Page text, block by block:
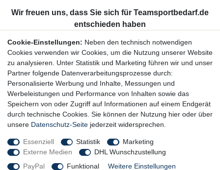
Unternehmen
Widerrufsrecht
Bestellung widerrufen
Datenschutzerklärung
AGB
Impressum
Newsletter
Newsletter-Anmeldung
Cookie-Einstellungen: Neben den technisch notwendigen
Cookies verwenden wir Cookies, um die Nutzung unserer Website
zu analysieren. Unter Statistik und Marketing führen wir und unser
Partner folgende Datenverarbeitungsprozesse durch:
Personalisierte Werbung und Inhalte, Messungen und
Werbeleistungen und Performance von Inhalten sowie das
Speichern von oder Zugriff auf Informationen auf einem Endgerät
durch technische Cookies. Sie können der Nutzung hier oder über
unsere Datenschutz-Seite jederzeit widersprechen.
Essenziell Statistik
Marketing
Externe Medien
DHL Wunschzustellung
PayPal
Funktional Weitere Einstellungen